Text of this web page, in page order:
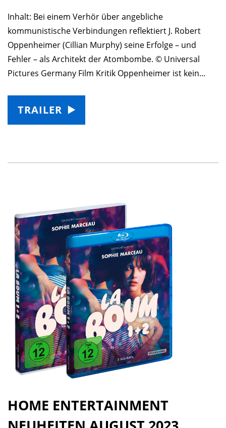
Inhalt: Bei einem Verhör über angebliche
kommunistische Verbindungen reflektiert J. Robert
Oppenheimer (Cillian Murphy) seine Erfolge – und
Fehler – als Architekt der Atombombe. © Universal
Pictures Germany Film Kritik Oppenheimer ist kein...
TRAILER
HOME ENTERTAINMENT